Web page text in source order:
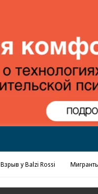
Реклама в «Ъ»
Взрыв у Balzi Rossi